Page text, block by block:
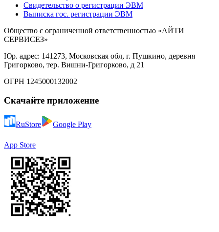
Свидетельство о регистрации ЭВМ
Выписка гос. регистрации ЭВМ
Общество с ограниченной ответственностью «АЙТИ
СЕРВИСЕЗ»
Юр. адрес: 141273, Московская обл, г. Пушкино, деревня
Григорково, тер. Вишни-Григорково, д 21
ОГРН 1245000132002
Скачайте приложение
RuStore Google Play
App Store